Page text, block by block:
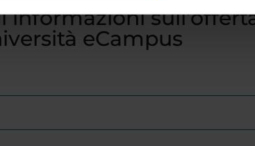
informazioni
eCampus